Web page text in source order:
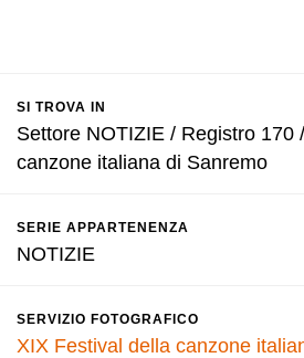
SI TROVA IN
Settore NOTIZIE / Registro 170
canzone italiana di Sanremo
SERIE APPARTENENZA
NOTIZIE
SERVIZIO FOTOGRAFICO
XIX Festival della canzone